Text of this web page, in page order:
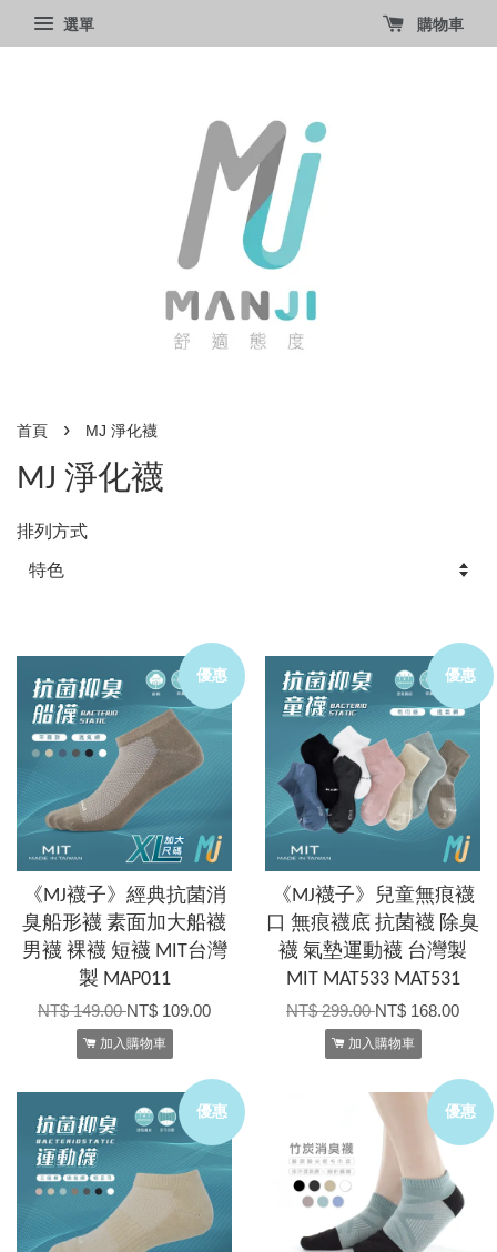
選單 購物車
首頁 › MJ 淨化襪
MJ 淨化襪
排列方式
優惠
《MJ襪子》經典抗菌消
臭船形襪 素面加大船襪
男襪 裸襪 短襪 MIT台灣
製 MAP011
NT$ 149.00NT$ 109.00
加入購物車
優惠
《MJ襪子》兒童無痕襪
口 無痕襪底 抗菌襪 除臭
襪 氣墊運動襪 台灣製
MIT MAT533 MAT531
NT$ 299.00NT$ 168.00
加入購物車
優惠 優惠